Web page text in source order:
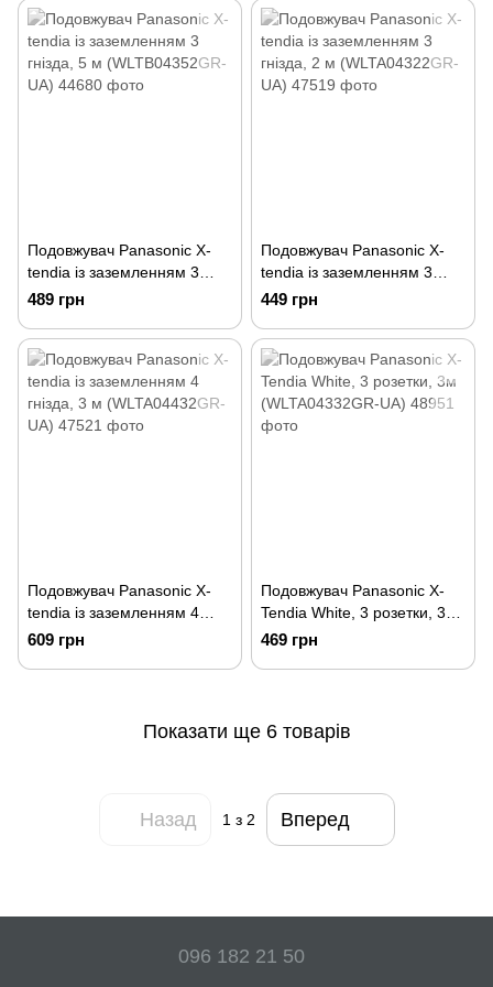
Подовжувач Panasonic X-
tendia із заземленням 3
гнізда, 5 м (WLTB04352GR-
489 грн
Подовжувач Panasonic X-
tendia із заземленням 3
гнізда, 2 м (WLTA04322GR-
449 грн
Подовжувач Panasonic X-
tendia із заземленням 4
гнізда, 3 м (WLTA04432GR-
609 грн
Подовжувач Panasonic X-
Tendia White, 3 розетки, 3м
(WLTA04332GR-UA)
469 грн
Показати ще 6 товарів
Назад 1 з 2 Вперед
096 182 21 50